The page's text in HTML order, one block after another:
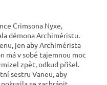
Crimsona Nyxe,
démona Archiméristu.
jen aby Archimérista
má v sobě tajemnou moc
zpět, odkud přišel.
sestru Vaneu, aby